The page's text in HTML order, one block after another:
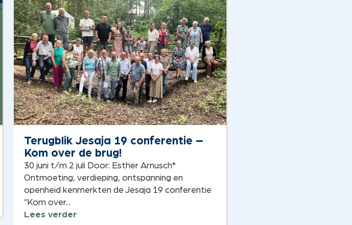
Terugblik Jesaja 19 conferentie –
Kom over de brug!
30 juni t/m 2 juli Door: Esther Arnusch*
Ontmoeting, verdieping, ontspanning en
openheid kenmerkten de Jesaja 19 conferentie
“Kom over...
Lees verder